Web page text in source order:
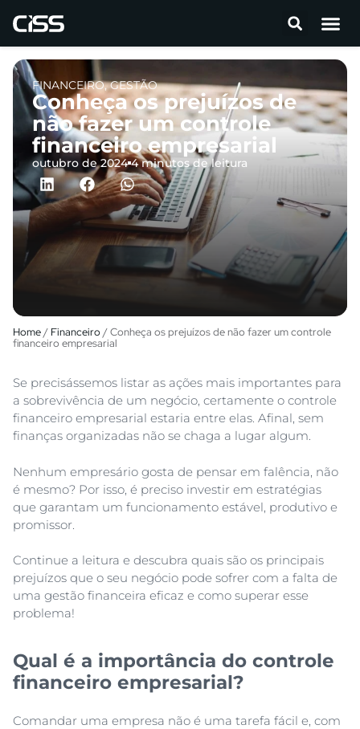
FINANCEIRO,GESTÃO
Conheça os prejuízos de
não fazer um controle
financeiro empresarial
outubro de 2024 4 minutos de leitura
Home/ Financeiro/Conheça os prejuízos de não fazer um controle
financeiro empresarial
Se precisássemos listar as ações mais importantes para
a sobrevivência de um negócio, certamente o controle
financeiro empresarial estaria entre elas. Afinal, sem
finanças organizadas não se chaga a lugar algum.
Nenhum empresário gosta de pensar em falência, não
é mesmo? Por isso, é preciso investir em estratégias
que garantam um funcionamento estável, produtivo e
promissor.
Continue a leitura e descubra quais são os principais
prejuízos que o seu negócio pode sofrer com a falta de
uma gestão financeira eficaz e como superar esse
problema!
Qual é a importância do controle
financeiro empresarial?
Comandar uma empresa não é uma tarefa fácil e, com